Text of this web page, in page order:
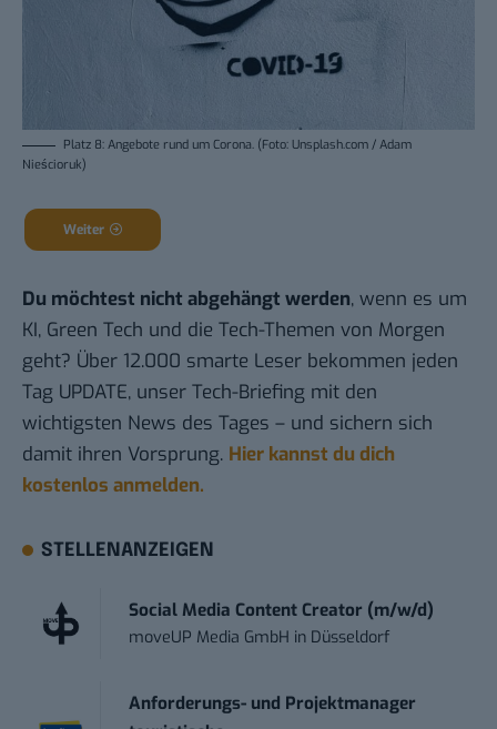
Platz 8: Angebote rund um Corona. (Foto: Unsplash.com / Adam
Nieścioruk)
Weiter
Du möchtest nicht abgehängt werden, wenn es um
KI, Green Tech und die Tech-Themen von Morgen
geht? Über 12.000 smarte Leser bekommen jeden
Tag UPDATE, unser Tech-Briefing mit den
wichtigsten News des Tages – und sichern sich
damit ihren Vorsprung. Hier kannst du dich
kostenlos anmelden.
STELLENANZEIGEN
Social Media Content Creator (m/w/d)
moveUP Media GmbH in Düsseldorf
Anforderungs- und Projektmanager